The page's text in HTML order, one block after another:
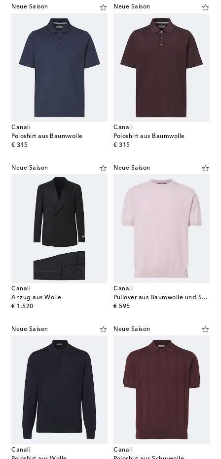
Neue Saison
Canali
Poloshirt aus Baumwolle
€ 315
original price
Neue Saison
Canali
Poloshirt aus Baumwolle
€ 315
original price
Neue Saison
Canali
Anzug aus Wolle
€ 1.520
original price
Neue Saison
Canali
Pullover aus Baumwolle und Seide
€ 595
original price
Neue Saison
Canali
Neue Saison
Canali